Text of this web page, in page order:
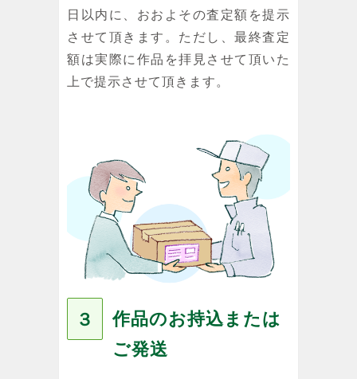
日以内に、おおよその査定額を提示
させて頂きます。ただし、最終査定
額は実際に作品を拝見させて頂いた
上で提示させて頂きます。
３
作品のお持込または
ご発送